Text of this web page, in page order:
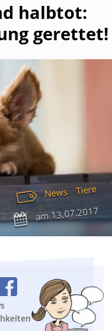
halbtot:
gerettet!
News Tiere
am13.07.2017